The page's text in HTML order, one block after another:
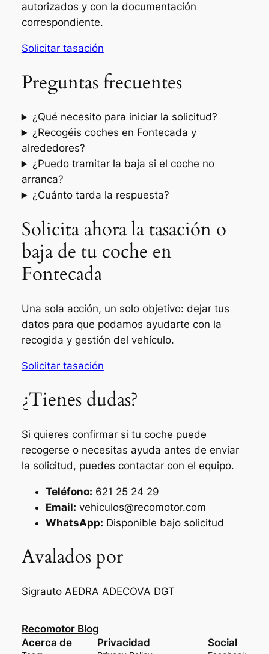
autorizados y con la documentación
correspondiente.
Solicitar tasación
Preguntas frecuentes
¿Qué necesito para iniciar la solicitud?
¿Recogéis coches en Fontecada y
alrededores?
¿Puedo tramitar la baja si el coche no
arranca?
¿Cuánto tarda la respuesta?
Solicita ahora la tasación o
baja de tu coche en
Fontecada
Una sola acción, un solo objetivo: dejar tus
datos para que podamos ayudarte con la
recogida y gestión del vehículo.
Solicitar tasación
¿Tienes dudas?
Si quieres confirmar si tu coche puede
recogerse o necesitas ayuda antes de enviar
la solicitud, puedes contactar con el equipo.
Teléfono: 621 25 24 29
Email: vehiculos@recomotor.com
WhatsApp: Disponible bajo solicitud
Avalados por
Sigrauto AEDRA ADECOVA DGT
Recomotor Blog
Acerca de
Privacidad Social